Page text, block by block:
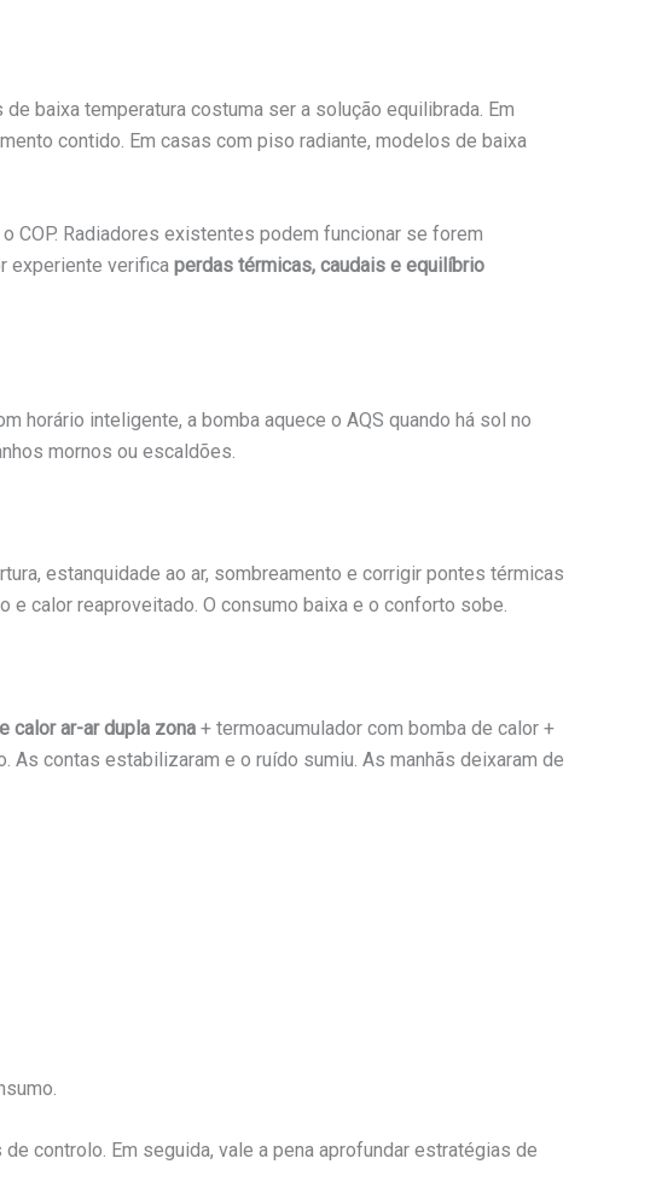
baixa temperatura costuma ser a solução equilibrada. Em
contido. Em casas com piso radiante, modelos de baixa
COP. Radiadores existentes podem funcionar se forem
experiente verifica perdas térmicas, caudais e equilíbrio
horário inteligente, a bomba aquece o AQS quando há sol no
mornos ou escaldões.
estanquidade ao ar, sombreamento e corrigir pontes térmicas
e calor reaproveitado. O consumo baixa e o conforto sobe.
calor ar-ar dupla zona + termoacumulador com bomba de calor +
As contas estabilizaram e o ruído sumiu. As manhãs deixaram de
controlo. Em seguida, vale a pena aprofundar estratégias de